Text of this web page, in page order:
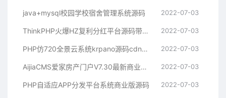
java+mysql校园学校宿舍管理系统源码 2022-07-03
ThinkPHP火爆HZ复利分红平台源码带商城抽奖 2022-07-03
PHP仿720全景云系统krpano源码cdn七牛云转存带全景拍摄教程制作软件 2022-07-03
AijiaCMS爱家房产门户V7.30最新商业修复版手机版+微信互动+楼盘分销+二手房系统+装修 2022-07-03
PHP自适应APP分发平台系统商业版源码 2022-07-03